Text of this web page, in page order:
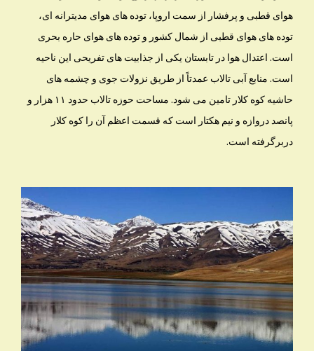
هواى قطبى و پرفشار از سمت اروپا، توده هاى هواى مديترانه اى،
توده هاى هواى قطبى از شمال كشور و توده هاى هواى حاره بحرى
است. اعتدال هوا در تابستان يكى از جذابيت هاى تفريحى اين ناحيه
است. منابع آبى تالاب عمدتاً از طريق نزولات جوى و چشمه هاى
حاشيه كوه كلار تامين مى شود. مساحت حوزه تالاب حدود ۱۱ هزار و
پانصد دروازه و نيم هكتار است كه قسمت اعظم آن را كوه كلار
دربرگرفته است.